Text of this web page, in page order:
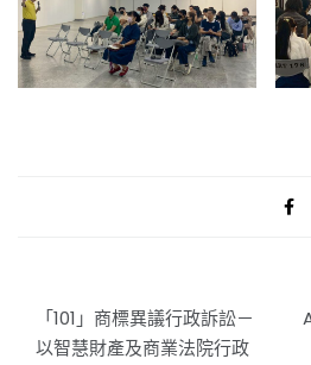
文
章
「101」商標異議行政訴訟－
以智慧財產及商業法院行政